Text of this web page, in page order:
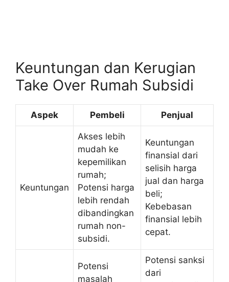
Keuntungan dan Kerugian
Take Over Rumah Subsidi
Aspek Pembeli Penjual
Keuntungan
Akses lebih
mudah ke
kepemilikan
rumah;
Potensi harga
lebih rendah
dibandingkan
rumah non-
subsidi.
Keuntungan
finansial dari
selisih harga
jual dan harga
beli;
Kebebasan
finansial lebih
cepat.
Potensi
masalah
Potensi sanksi
dari